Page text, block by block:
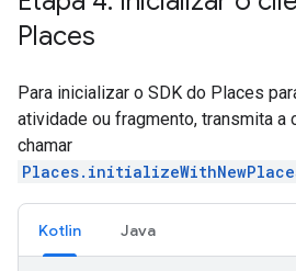
Places
Para inicializar o SDK do Places
atividade ou fragmento, transmita a
chamar
Kotlin Java